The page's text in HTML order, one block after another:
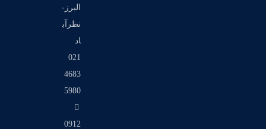
البرز-
نظرآب
اد
021
4683
5980
0912